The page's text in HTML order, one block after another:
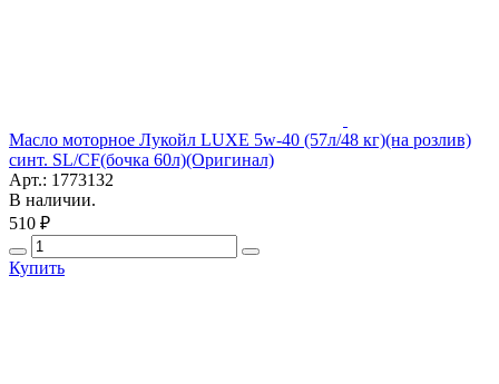
Масло моторное Лукойл LUXE 5w-40 (57л/48 кг)(на розлив)
синт. SL/CF(бочка 60л)(Оригинал)
Арт.: 1773132
В наличии.
510 ₽
Купить